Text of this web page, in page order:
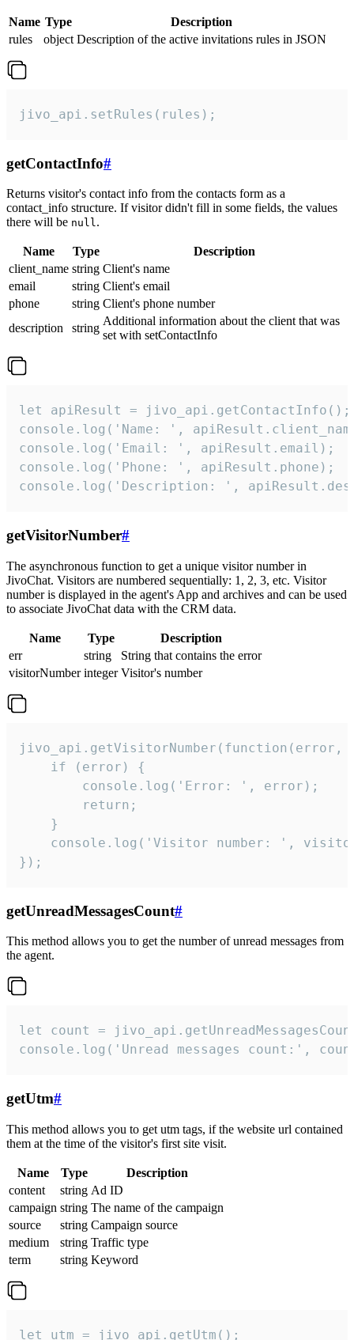
Name Type
Description
rules
object Description of the active invitations rules in JSON
jivo_api.setRules(rules);
getContactInfo#
Returns visitor's contact info from the contacts form as a
contact_info structure. If visitor didn't fill in some fields, the values
there will be null.
Name Type
Description
client_name string Client's name
email
string Client's email
phone
string Client's phone number
description
string
Additional information about the client that was
set with setContactInfo
let apiResult = jivo_api.getContactInfo();
console.log('Name: ',
console.log('Email: ', apiResult.email);
console.log('Phone: ', apiResult.phone);
console.log('Description: ',
getVisitorNumber#
The asynchronous function to get a unique visitor number in
JivoChat. Visitors are numbered sequentially: 1, 2, 3, etc. Visitor
number is displayed in the agent's App and archives and can be used
to associate JivoChat data with the CRM data.
Name Type
Description
err
string
String that contains the error
visitorNumber integer Visitor's number
jivo_api.getVisitorNumber(function(error,
    if (error) {
        console.log('Error: ', error);
        return;
    }
console.log('Visitor number: ',
});
getUnreadMessagesCount#
This method allows you to get the number of unread messages from
the agent.
let count =
console.log('Unread messages count:',
getUtm#
This method allows you to get utm tags, if the website url contained
them at the time of the visitor's first site visit.
Name Type
Description
content
string Ad ID
campaign string The name of the campaign
source
string Campaign source
medium
string Traffic type
term
string Keyword
let utm = jivo_api.getUtm();